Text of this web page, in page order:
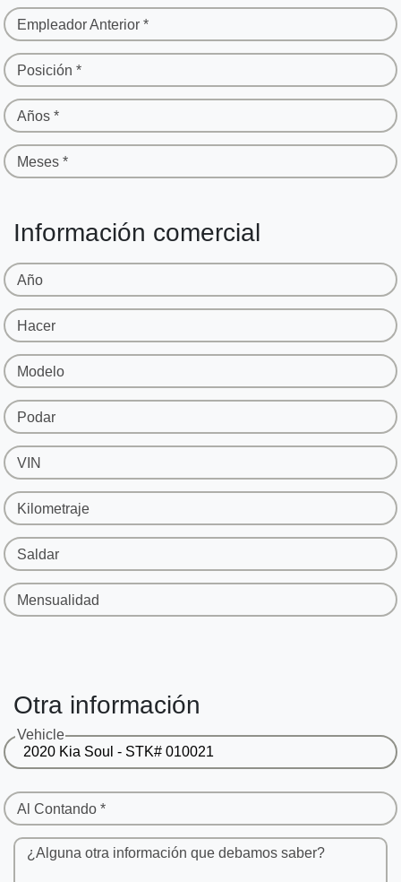
Empleador Anterior *
Posición *
Años *
Meses *
Información comercial
Año
Hacer
Modelo
Podar
VIN
Kilometraje
Saldar
Mensualidad
Otra información
Vehicle
Al Contando *
¿Alguna otra información que debamos saber?